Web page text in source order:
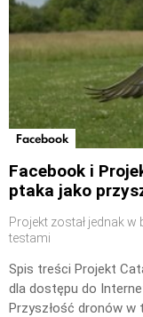
Facebook
Facebook i
ptaka jako
Projekt został jednak
testami
Spis treści Projekt
dla dostępu do
Przyszłość dronów w